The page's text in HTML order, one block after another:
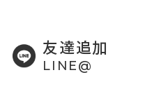
友達追加
LINE@